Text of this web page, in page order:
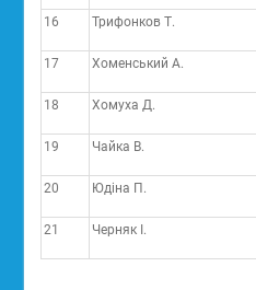
16 Трифонков Т.
17 Хоменський А.
18 Хомуха Д.
19 Чайка В.
20 Юдіна П.
21 Черняк І.